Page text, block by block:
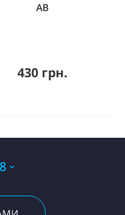
AB
430 грн.